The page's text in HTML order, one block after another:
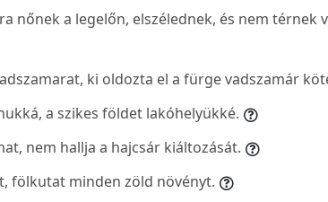
nőnek a legelőn, elszélednek, és nem térnek
ki oldozta el a fürge vadszamár
a szikes földet lakóhelyükké.
nem hallja a hajcsár kiáltozását.
fölkutat minden zöld növényt.